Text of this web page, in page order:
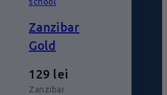
Zanzibar
Gold
129 lei
Zanzibar